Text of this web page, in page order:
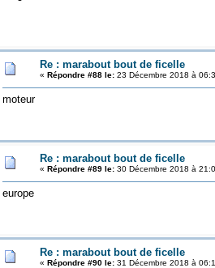
Re : marabout bout de ficelle
« Répondre #88 le:23 Décembre 2018 à
moteur
Re : marabout bout de ficelle
« Répondre #89 le:30 Décembre 2018 à
europe
Re : marabout bout de ficelle
« Répondre #90 le:31 Décembre 2018 à